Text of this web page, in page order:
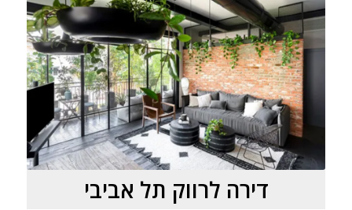
דירה לרווק תל אביבי